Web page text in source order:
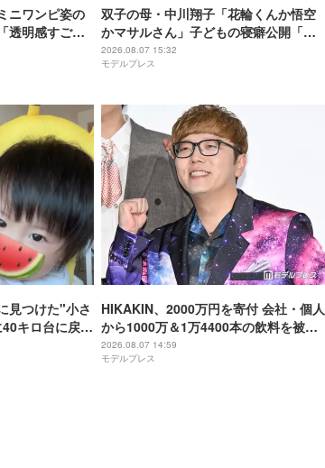
ニワンピ姿の
透明感すご
」
双子の母・中川翔子「花輪くんか悟空
かマサルさん」子どもの寝癖公開「芸
術的」「クセが強い」と反響
2026.08.07 15:32
モデルプレス
見つけた"小さ
キロ台に戻れ
HIKAKIN、2000万円を寄付 会社・個人
から1000万＆1万4400本の飲料を被災
地へ「正直言葉が出ませんでした」
2026.08.07 14:59
モデルプレス